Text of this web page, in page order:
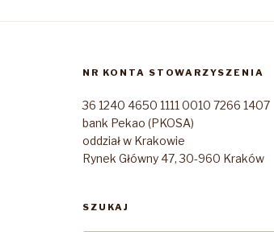
NR KONTA STOWARZYSZENIA
36 1240 4650 1111 0010 7266 1407
bank Pekao (PKOSA)
oddział w Krakowie
Rynek Główny 47, 30-960 Kraków
SZUKAJ